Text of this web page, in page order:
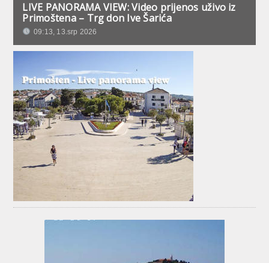
LIVE PANORAMA VIEW: Video prijenos uživo iz
Primoštena – Trg don Ive Šarića
09:13, 13.srp 2026